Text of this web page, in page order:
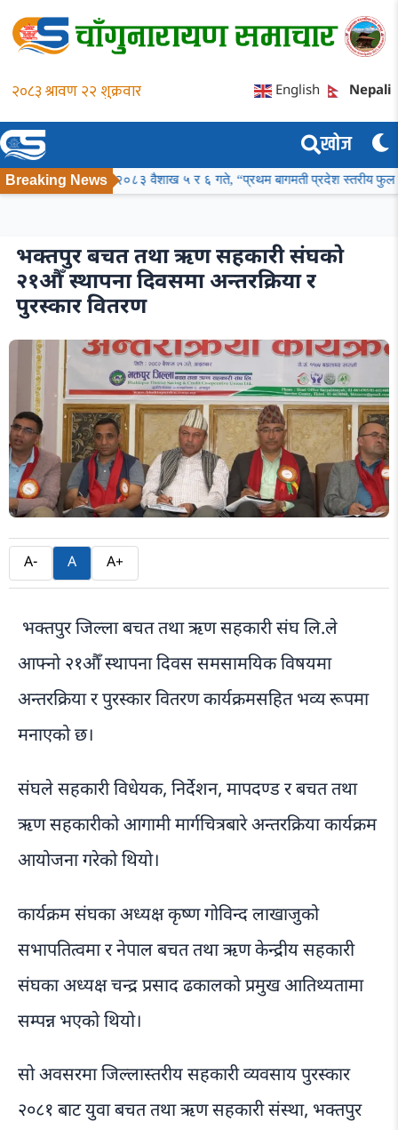
English Nepali
खोज
Breaking News
२०८३ वैशाख ५ र ६ गते, “प्रथम बागमती प्रदेश स्तरीय फुल कन्ट्याक्ट कराते
भक्तपुर बचत तथा ऋण सहकारी संघको
२१औँ स्थापना दिवसमा अन्तरक्रिया र
पुरस्कार वितरण
A- A A+
भक्तपुर जिल्ला बचत तथा ऋण सहकारी संघ लि.ले
आफ्नो २१औँ स्थापना दिवस समसामयिक विषयमा
अन्तरक्रिया र पुरस्कार वितरण कार्यक्रमसहित भव्य रूपमा
मनाएको छ।
संघले सहकारी विधेयक, निर्देशन, मापदण्ड र बचत तथा
ऋण सहकारीको आगामी मार्गचित्रबारे अन्तरक्रिया कार्यक्रम
आयोजना गरेको थियो।
कार्यक्रम संघका अध्यक्ष कृष्ण गोविन्द लाखाजुको
सभापतित्वमा र नेपाल बचत तथा ऋण केन्द्रीय सहकारी
संघका अध्यक्ष चन्द्र प्रसाद ढकालको प्रमुख आतिथ्यतामा
सम्पन्न भएको थियो।
सो अवसरमा जिल्लास्तरीय सहकारी व्यवसाय पुरस्कार
२०८१ बाट युवा बचत तथा ऋण सहकारी संस्था, भक्तपुर